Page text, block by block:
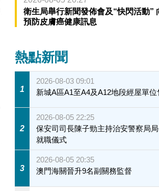
衛生局舉行新聞發佈會及“快閃活動”
預防皮膚癌健康訊息
熱點新聞
1
2026-08-03 09:01
新城A區A1至A4及A12地段經屋單
2
2026-08-05 22:25
保安司司長陳子勁主持治安警察局
就職儀式
3
2026-08-05 20:35
澳門海關晉升9名副關務監督